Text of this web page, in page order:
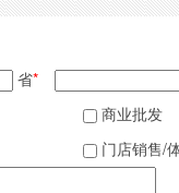
省*
商业批发
门店销售/